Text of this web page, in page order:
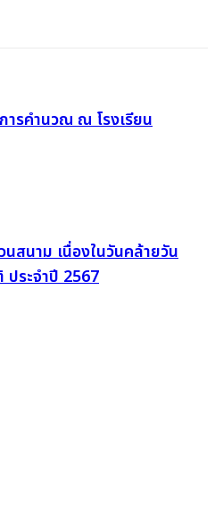
ารคำนวณ ณ โรงเรียน
นาม เนื่องในวันคล้ายวัน
ระจำปี 2567